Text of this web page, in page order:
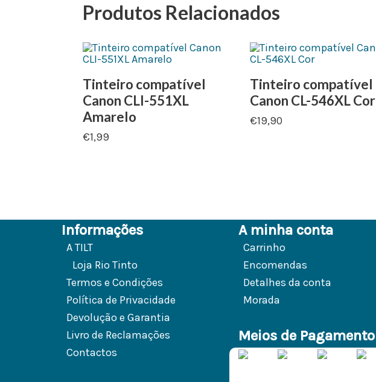
Produtos Relacionados
Tinteiro compatível
Canon CLI-551XL
Amarelo
€1,99
Tinteiro compatível
Canon CL-546XL Cor
€19,90
Informações
A TILT
Loja Rio Tinto
Termos e Condições
Política de Privacidade
Devolução e Garantia
Livro de Reclamações
Contactos
A minha conta
Carrinho
Encomendas
Detalhes da conta
Morada
Meios de Pagamento